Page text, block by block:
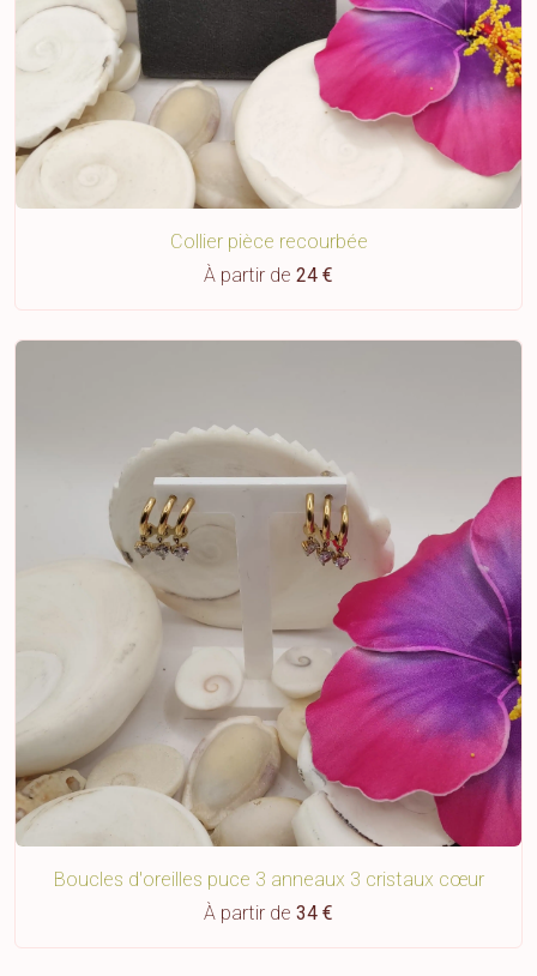
Collier pièce recourbée
À partir de 24 €
Boucles d'oreilles puce 3 anneaux 3 cristaux cœur
À partir de 34 €